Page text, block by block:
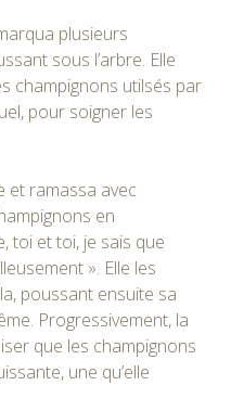
plusieurs
sous l’arbre. Elle
champignons utilsés par
pour soigner les
et ramassa avec
en
toi et toi, je sais que
». Elle les
poussant ensuite sa
Progressivement, la
que les champignons
une qu’elle